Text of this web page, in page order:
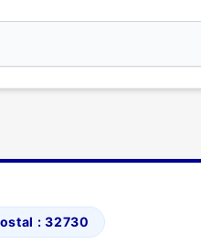
: 32730